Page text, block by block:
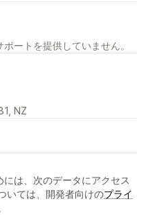
ートを提供していません。
NZ
は、次のデータにアクセス
いては、開発者向けのプライ